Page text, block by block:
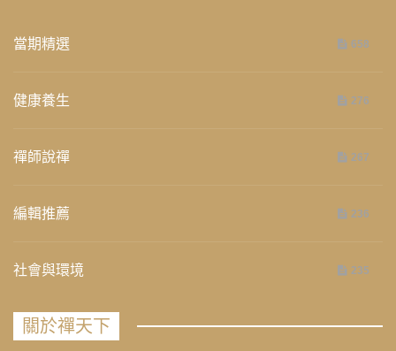
當期精選 658
健康養生 276
禪師說禪 267
編輯推薦 236
社會與環境 235
關於禪天下